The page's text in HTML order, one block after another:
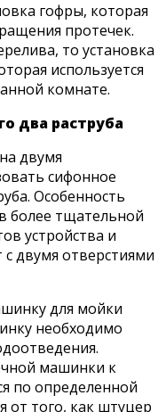
гофры, которая
протечек.
то установка
используется
комнате.
два раструба
двумя
сифонное
Особенность
более тщательной
устройства и
двумя отверстиями
для мойки
необходимо
машинки к
по определенной
от того, как штуцер